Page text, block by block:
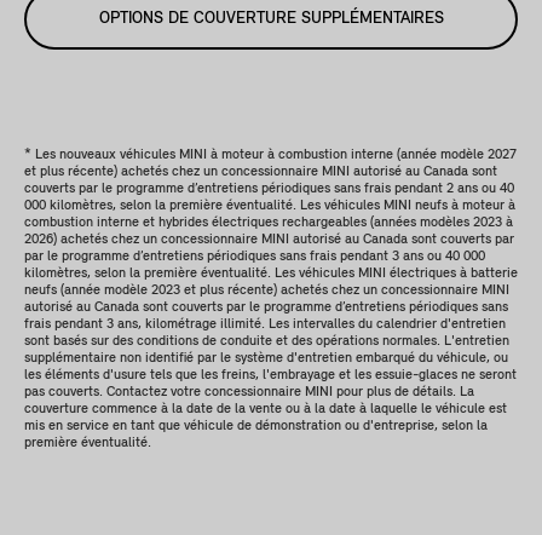
OPTIONS DE COUVERTURE SUPPLÉMENTAIRES
* Les nouveaux véhicules MINI à moteur à combustion interne (année modèle 2027
et plus récente) achetés chez un concessionnaire MINI autorisé au Canada sont
couverts par le programme d’entretiens périodiques sans frais pendant 2 ans ou 40
000 kilomètres, selon la première éventualité. Les véhicules MINI neufs à moteur à
combustion interne et hybrides électriques rechargeables (années modèles 2023 à
2026) achetés chez un concessionnaire MINI autorisé au Canada sont couverts par
par le programme d’entretiens périodiques sans frais pendant 3 ans ou 40 000
kilomètres, selon la première éventualité. Les véhicules MINI électriques à batterie
neufs (année modèle 2023 et plus récente) achetés chez un concessionnaire MINI
autorisé au Canada sont couverts par le programme d’entretiens périodiques sans
frais pendant 3 ans, kilométrage illimité. Les intervalles du calendrier d'entretien
sont basés sur des conditions de conduite et des opérations normales. L'entretien
supplémentaire non identifié par le système d'entretien embarqué du véhicule, ou
les éléments d'usure tels que les freins, l'embrayage et les essuie-glaces ne seront
pas couverts. Contactez votre concessionnaire MINI pour plus de détails. La
couverture commence à la date de la vente ou à la date à laquelle le véhicule est
mis en service en tant que véhicule de démonstration ou d'entreprise, selon la
première éventualité.